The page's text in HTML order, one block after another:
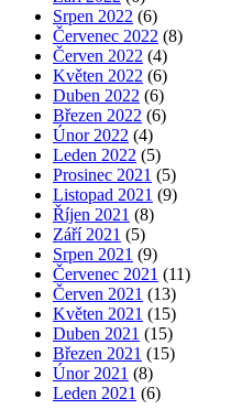
Srpen 2022 (6)
Červenec 2022 (8)
Červen 2022 (4)
Květen 2022 (6)
Duben 2022 (6)
Březen 2022 (6)
Únor 2022 (4)
Leden 2022 (5)
Prosinec 2021 (5)
Listopad 2021 (9)
Říjen 2021 (8)
Září 2021 (5)
Srpen 2021 (9)
Červenec 2021 (11)
Červen 2021 (13)
Květen 2021 (15)
Duben 2021 (15)
Březen 2021 (15)
Únor 2021 (8)
Leden 2021 (6)